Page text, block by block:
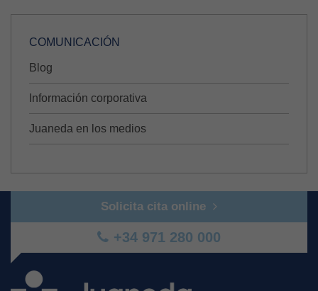
COMUNICACIÓN
Blog
Información corporativa
Juaneda en los medios
Solicita cita online
+34 971 280 000